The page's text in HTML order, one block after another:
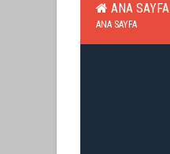
ANA SAYFA
ANA SAYFA